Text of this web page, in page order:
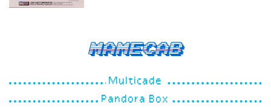
Mamecab
Multicade
Pandora Box